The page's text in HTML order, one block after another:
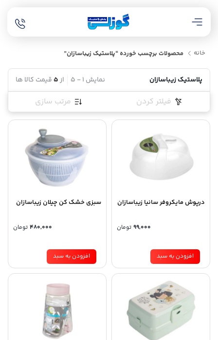
خانه محصولات برچسب خورده “پلاستیک زیباسازان”
پلاستیک زیباسازان نمایش 1
-
5 از5قیمت کالا ها
فیلتر کردن مرتب سازی
درپوش مایکروفر سانیا زیباسازان
تومان
افزودن به سبد
سبزی خشک کن چیلان زیباسازان
تومان
افزودن به سبد